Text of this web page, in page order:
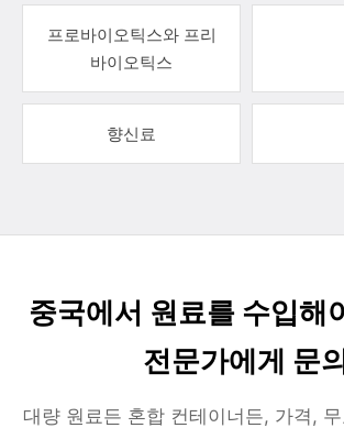
프로바이오틱스와 프리
바이오틱스
향신료
중국에서 원료를 수입해
전문가에게 문
대량 원료든 혼합 컨테이너든, 가격,